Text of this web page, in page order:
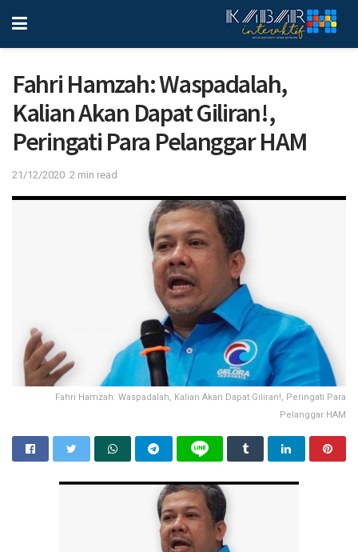
Fahri Hamzah: Waspadalah,
Kalian Akan Dapat Giliran!,
Peringati Para Pelanggar HAM
21/12/2020 2 min read
Fahri Hamzah: Waspadalah, Kalian Akan Dapat Giliran!, Peringati Para
Pelanggar HAM